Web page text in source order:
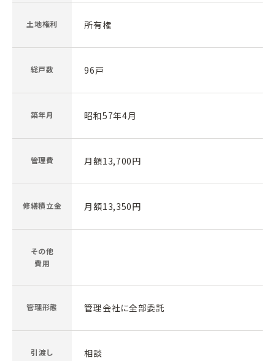
土地権利 所有権
総戸数 96戸
築年月 昭和57年4月
管理費 月額13,700円
修繕積立金 月額13,350円
その他
費用
管理形態 管理会社に全部委託
引渡し 相談